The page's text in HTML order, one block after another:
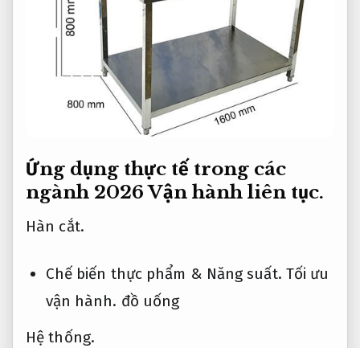
Ứng dụng thực tế trong các
ngành 2026Vận hành liên tục.
Hàn cắt.
Chế biến thực phẩm & Năng suất. Tối ưu
vận hành. đồ uống
Hệ thống.